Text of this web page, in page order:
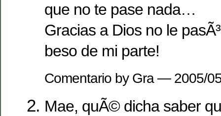
que no te pase nada…
Gracias a Dios no le
beso de mi parte!
Comentario by Gra — 2005/
Mae, quÃ© dicha saber